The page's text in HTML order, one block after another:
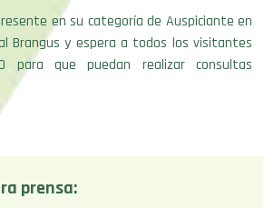
Brangus y espera a todos los visitantes
para que puedan realizar consultas
prensa: